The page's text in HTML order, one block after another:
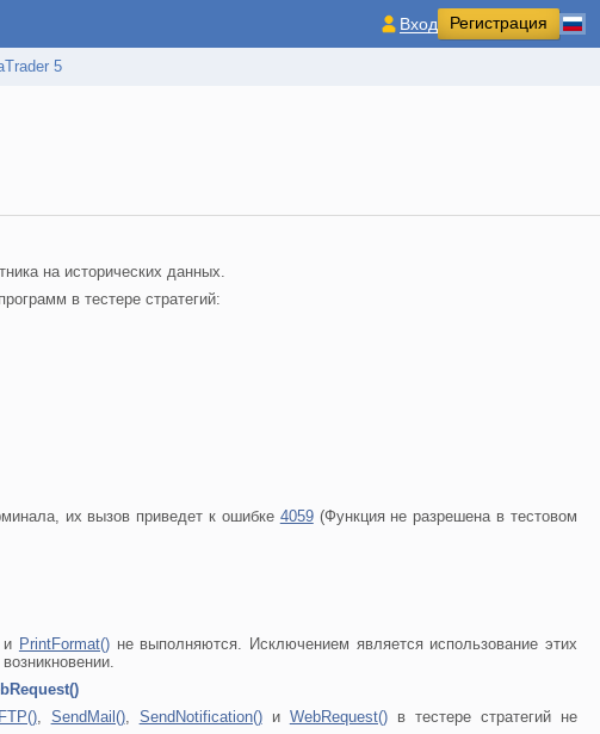
5
Вход Регистрация
на исторических данных.
в тестере стратегий:
их вызов приведет к ошибке 4059(Функция не разрешена в тестовом
PrintFormat()не выполняются. Исключением является использование этих
, SendMail(), SendNotification()и WebRequest()в тестере стратегий не